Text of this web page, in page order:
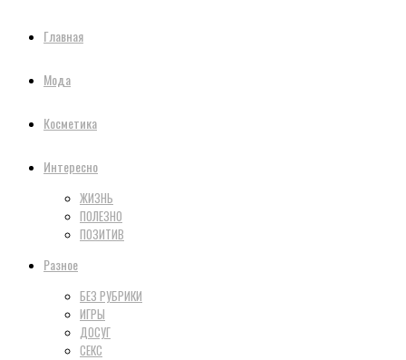
Главная
Мода
Косметика
Интересно
ЖИЗНЬ
ПОЛЕЗНО
ПОЗИТИВ
Разное
БЕЗ РУБРИКИ
ИГРЫ
ДОСУГ
СЕКС